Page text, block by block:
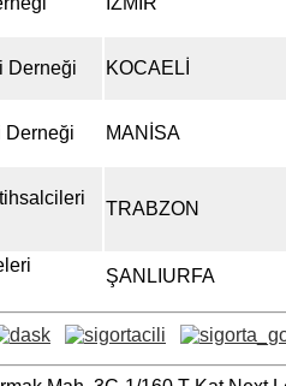
Derneği KOCAELİ
Derneği MANİSA
TRABZON
ŞANLIURFA